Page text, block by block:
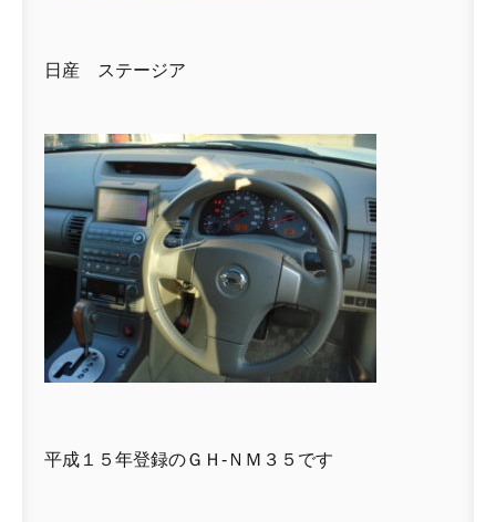
日産 ステージア
平成１５年登録のＧＨ-ＮＭ３５です